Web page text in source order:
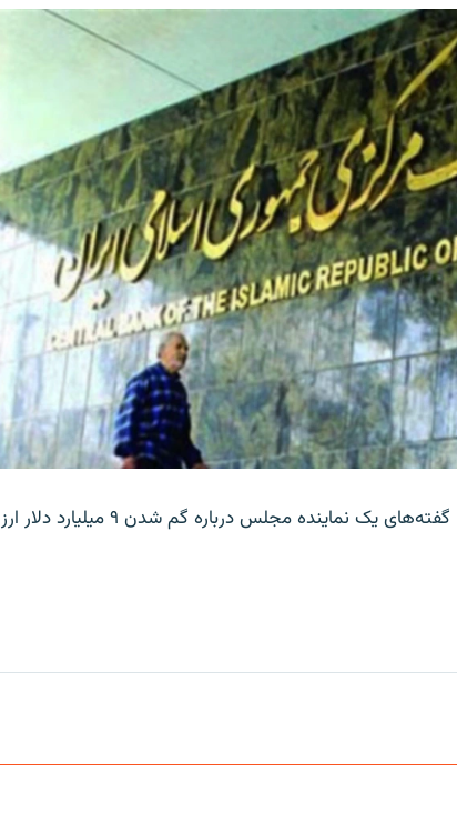
بانک مرکزی ایران روز جمعه با انتشار اطلاعیه‌ای، گفته‌های یک نماینده مجلس درباره گم شدن ۹ میلیارد دلار ارز